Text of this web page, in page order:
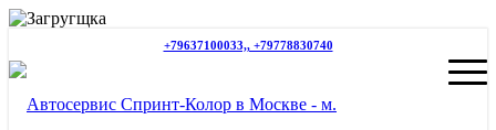
+79637100033,, +79778830740